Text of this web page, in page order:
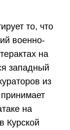
то, что
военно-
на
западный
из
на
Курской